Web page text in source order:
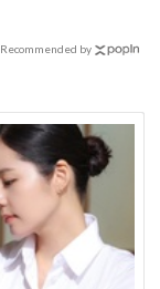
Recommended by